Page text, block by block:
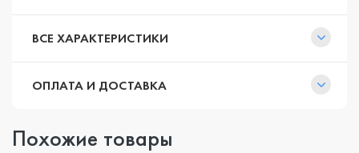
ВСЕ ХАРАКТЕРИСТИКИ
ОПЛАТА И ДОСТАВКА
Похожие товары